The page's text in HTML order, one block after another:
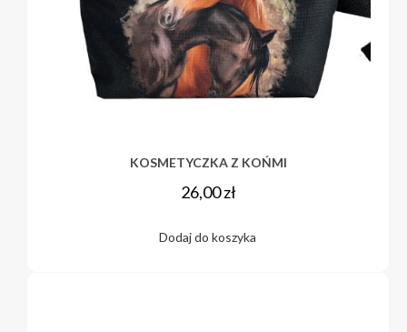
KOSMETYCZKA Z KOŃMI
26,00zł
Dodaj do koszyka